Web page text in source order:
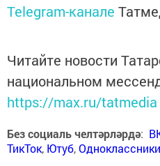
Telegram-канале
Читайте новости
национальном
https://max.ru/tatmedia
Без социаль челтәрләрдә:
ТикТок, Ютуб,Одноклассники